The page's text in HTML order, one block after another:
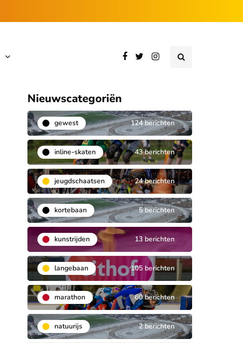
Nieuwscategoriën
gewest 124 berichten
inline-skaten 43 berichten
jeugdschaatsen 24 berichten
kortebaan 5 berichten
kunstrijden 13 berichten
langebaan 105 berichten
marathon 60 berichten
natuurijs 2 berichten